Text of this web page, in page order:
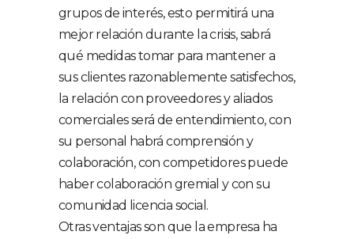
grupos de interés, esto permitirá una
mejor relación durante la crisis, sabrá
qué medidas tomar para mantener a
sus clientes razonablemente satisfechos,
la relación con proveedores y aliados
comerciales será de entendimiento, con
su personal habrá comprensión y
colaboración, con competidores puede
haber colaboración gremial y con su
comunidad licencia social.
Otras ventajas son que la empresa ha